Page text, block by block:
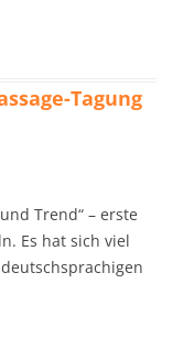
Tagung
Trend“ – erste
Es hat sich viel